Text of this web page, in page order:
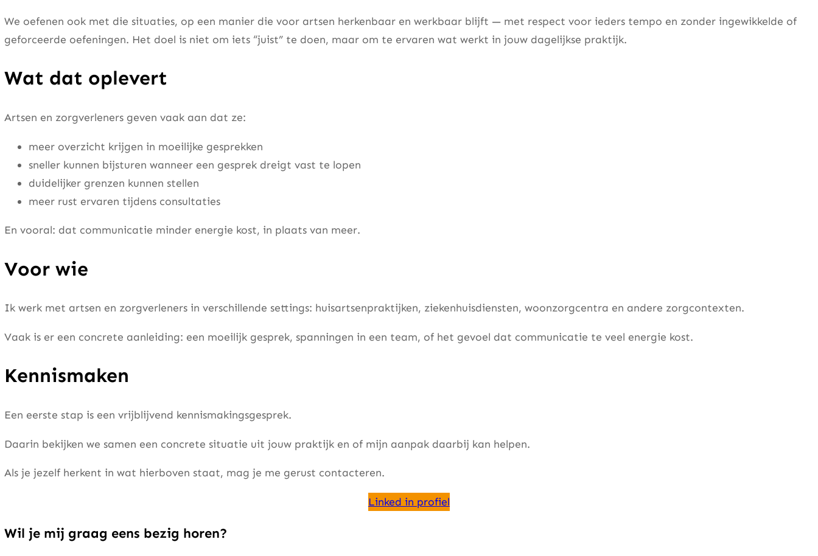
We oefenen ook met die situaties, op een manier die voor artsen herkenbaar en werkbaar blijft — met respect voor ieders tempo en zonder ingewikkelde of
geforceerde oefeningen. Het doel is niet om iets “juist” te doen, maar om te ervaren wat werkt in jouw dagelijkse praktijk.
Wat dat oplevert
Artsen en zorgverleners geven vaak aan dat ze:
meer overzicht krijgen in moeilijke gesprekken
sneller kunnen bijsturen wanneer een gesprek dreigt vast te lopen
duidelijker grenzen kunnen stellen
meer rust ervaren tijdens consultaties
En vooral: dat communicatie minder energie kost, in plaats van meer.
Voor wie
Ik werk met artsen en zorgverleners in verschillende settings: huisartsenpraktijken, ziekenhuisdiensten, woonzorgcentra en andere zorgcontexten.
Vaak is er een concrete aanleiding: een moeilijk gesprek, spanningen in een team, of het gevoel dat communicatie te veel energie kost.
Kennismaken
Een eerste stap is een vrijblijvend kennismakingsgesprek.
Daarin bekijken we samen een concrete situatie uit jouw praktijk en of mijn aanpak daarbij kan helpen.
Als je jezelf herkent in wat hierboven staat, mag je me gerust contacteren.
Linked in profiel
Wil je mij graag eens bezig horen?